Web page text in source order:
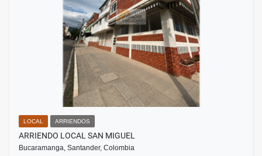
LOCAL ARRIENDOS
ARRIENDO LOCAL SAN MIGUEL
Bucaramanga, Santander, Colombia